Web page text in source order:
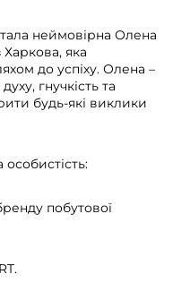
неймовірна Олена
яка
до успіху. Олена –
гнучкість та
будь-які виклики
побутової